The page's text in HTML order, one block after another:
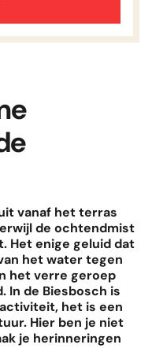
1
2
21
28
terugkomst
ma 17 aug. 2026
vanaf het terras
de ochtendmist
Het enige geluid dat
het water tegen
het verre geroep
In de Biesbosch is
het is een
Hier ben je niet
je herinneringen